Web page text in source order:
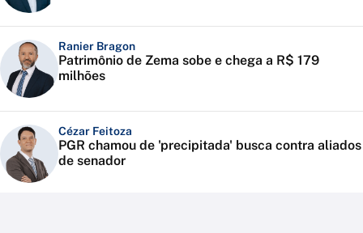
Ranier Bragon
Patrimônio de Zema sobe e chega a R$ 179
milhões
Cézar Feitoza
PGR chamou de 'precipitada' busca contra aliados
de senador